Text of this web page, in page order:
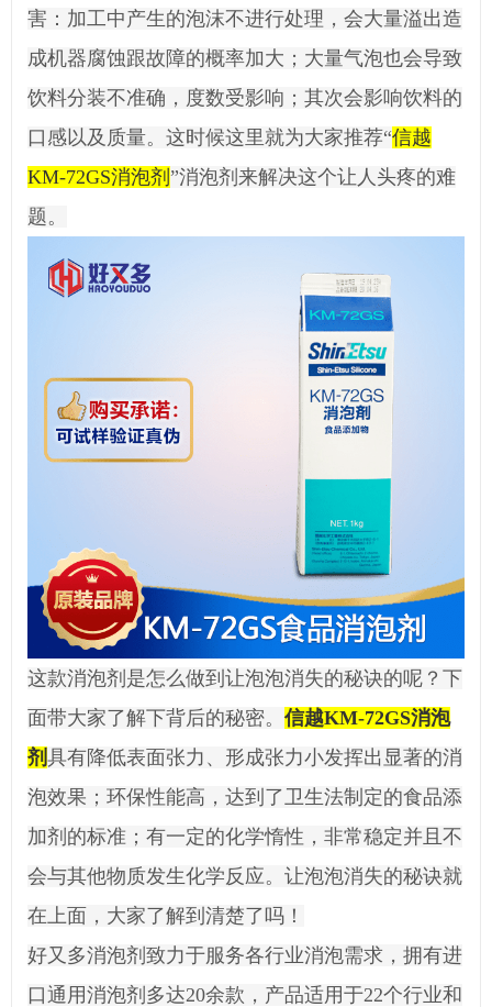
害：加工中产生的泡沫不进行处理，会大量溢出造
成机器腐蚀跟故障的概率加大；大量气泡也会导致
饮料分装不准确，度数受影响；其次会影响饮料的
口感以及质量。这时候这里就为大家推荐“信越
KM-72GS消泡剂 ”消泡剂来解决这个让人头疼的难
题。
这款消泡剂是怎么做到让泡泡消失的秘诀的呢？下
面带大家了解下背后的秘密。 信越KM-72GS消泡
剂具有降低表面张力、形成张力小发挥出显著的消
泡效果；环保性能高，达到了卫生法制定的食品添
加剂的标准；有一定的化学惰性，非常稳定并且不
会与其他物质发生化学反应。让泡泡消失的秘诀就
在上面，大家了解到清楚了吗！
好又多消泡剂致力于服务各行业消泡需求，拥有进
口通用消泡剂多达20余款，产品适用于22个行业和